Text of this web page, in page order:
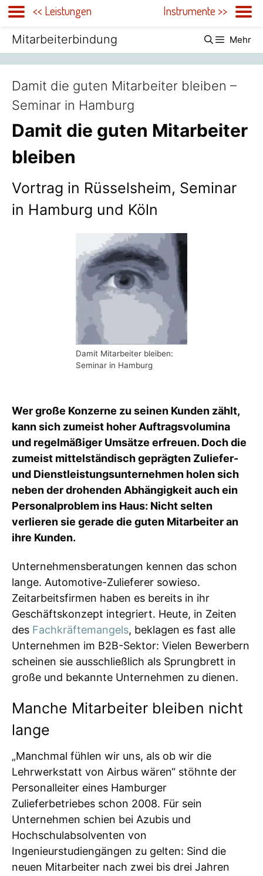
Zum
springen
Mitarbeiterbindung Mehr
Damit die guten Mitarbeiter bleiben –
Seminar in Hamburg
Damit die guten Mitarbeiter
bleiben
Vortrag in Rüsselsheim, Seminar
in Hamburg und Köln
Damit Mitarbeiter bleiben:
Seminar in Hamburg
Wer große Konzerne zu seinen Kunden zählt,
kann sich zumeist hoher Auftragsvolumina
und regelmäßiger Umsätze erfreuen. Doch die
zumeist mittelständisch geprägten Zuliefer-
und Dienstleistungsunternehmen holen sich
neben der drohenden Abhängigkeit auch ein
Personalproblem ins Haus: Nicht selten
verlieren sie gerade die guten Mitarbeiter an
ihre Kunden.
Unternehmensberatungen kennen das schon
lange. Automotive-Zulieferer sowieso.
Zeitarbeitsfirmen haben es bereits in ihr
Geschäftskonzept integriert. Heute, in Zeiten
des Fachkräftemangels, beklagen es fast alle
Unternehmen im B2B-Sektor: Vielen Bewerbern
scheinen sie ausschließlich als Sprungbrett in
große und bekannte Unternehmen zu dienen.
Manche Mitarbeiter bleiben nicht
lange
„Manchmal fühlen wir uns, als ob wir die
Lehrwerkstatt von Airbus wären“ stöhnte der
Personalleiter eines Hamburger
Zulieferbetriebes schon 2008. Für sein
Unternehmen schien bei Azubis und
Hochschulabsolventen von
Ingenieurstudiengängen zu gelten: Sind die
neuen Mitarbeiter nach zwei bis drei Jahren
<< Leistungen Instrumente >>